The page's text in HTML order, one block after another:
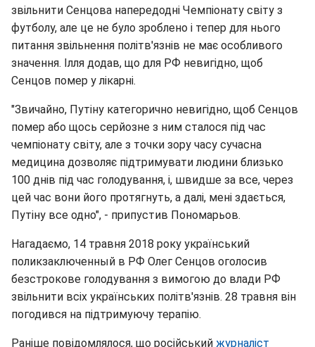
звільнити Сенцова напередодні Чемпіонату світу з
футболу, але це не було зроблено і тепер для нього
питання звільнення політв'язнів не має особливого
значення. Ілля додав, що для РФ невигідно, щоб
Сенцов помер у лікарні.
"Звичайно, Путіну категорично невигідно, щоб Сенцов
помер або щось серйозне з ним сталося під час
чемпіонату світу, але з точки зору часу сучасна
медицина дозволяє підтримувати людини близько
100 днів під час голодування, і, швидше за все, через
цей час вони його протягнуть, а далі, мені здається,
Путіну все одно", - припустив Пономарьов.
Нагадаємо, 14 травня 2018 року український
поликзаключенный в РФ Олег Сенцов оголосив
безстрокове голодування з вимогою до влади РФ
звільнити всіх українських політв'язнів. 28 травня він
погодився на підтримуючу терапію.
Раніше повідомлялося, що російський журналіст